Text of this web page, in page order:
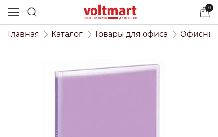
0
Главная Каталог Товары для офиса